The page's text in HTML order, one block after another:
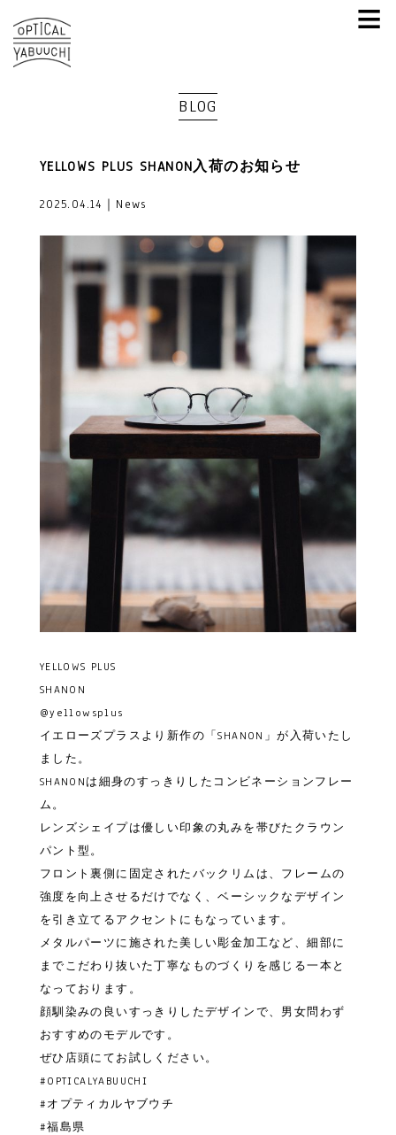
≡
BLOG
YELLOWS PLUS SHANON入荷のお知らせ
2025.04.14｜News
YELLOWS PLUS
SHANON
@yellowsplus
イエローズプラスより新作の「SHANON」が入荷いたし
ました。
SHANONは細身のすっきりしたコンビネーションフレー
ム。
レンズシェイプは優しい印象の丸みを帯びたクラウン
パント型。
フロント裏側に固定されたバックリムは、フレームの
強度を向上させるだけでなく、ベーシックなデザイン
を引き立てるアクセントにもなっています。
メタルパーツに施された美しい彫金加工など、細部に
までこだわり抜いた丁寧なものづくりを感じる一本と
なっております。
顔馴染みの良いすっきりしたデザインで、男女問わず
おすすめのモデルです。
ぜひ店頭にてお試しください。
#OPTICALYABUUCHI
#オプティカルヤブウチ
#福島県